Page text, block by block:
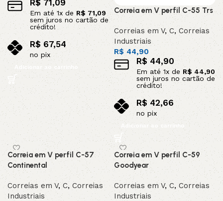
R$ 71,09
Em até1x deR$ 71,09
sem juros no cartão de
crédito!
R$67,54
no pix
Adicionar ao carrinho
Correia em V perfil C-55 Trs
Correias em V,C,Correias
Industriais
R$ 44,90
R$44,90
Em até1x de R$ 44,90
sem juros no cartão de
crédito!
R$42,66
no pix
Adicionar ao carrinho
Correia em V perfil C-57
Continental
Correias em V,C, Correias
Industriais
Correia em V perfil C-59
Goodyear
Correias em V,C,Correias
Industriais